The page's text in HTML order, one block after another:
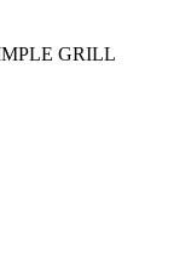
GRILL